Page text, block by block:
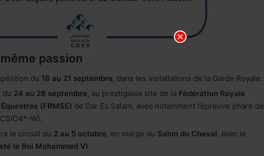
passion
du 18 au 21 septembre, dans les installations de la Garde Royale.
du 24 au 28 septembre, au prestigieux site de la Fédération Royale
(FRMSE) de Dar Es Salam, avec notamment l’épreuve phare de
W).
le circuit du 2 au 5 octobre, en marge du Salon du Cheval, avec le
le Roi Mohammed VI.